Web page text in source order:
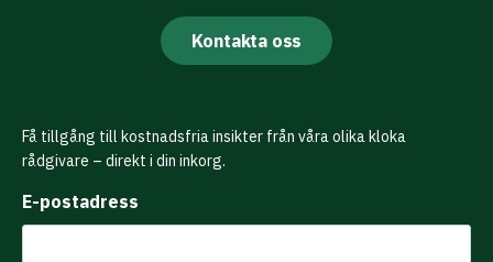
Kontakta oss
Få tillgång till kostnadsfria insikter från våra olika kloka
rådgivare – direkt i din inkorg.
E-postadress